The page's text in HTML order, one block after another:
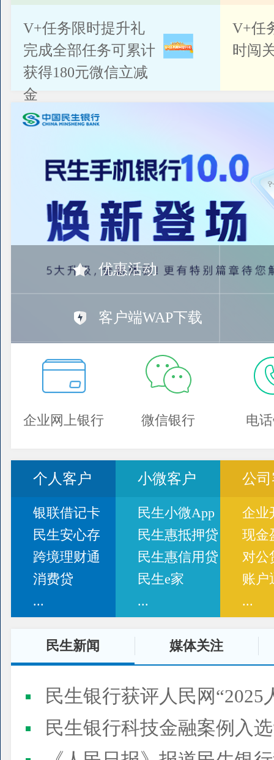
V+任务限时提升礼
完成全部任务可累计
获得180元微信立减
金
V+任
时闯
优惠活动
客户端WAP下载
企业网上银行 微信银行 电
个人客户
银联借记卡
民生安心存
跨境理财通
消费贷
...
小微客户
民生小微App
民生惠抵押贷
民生惠信用贷
民生e家
...
公
企业
现金
对公
账户
...
民生新闻 媒体关注
民生银行获评人民网“2025
民生银行科技金融案例入选“2025人民